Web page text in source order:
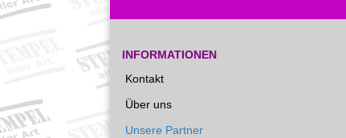
INFORMATIONEN
Kontakt
Über uns
Unsere Partner